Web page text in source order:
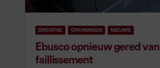
DRENTHE GRONINGEN NIEUWS
Ebusco opnieuw gered van
faillissement